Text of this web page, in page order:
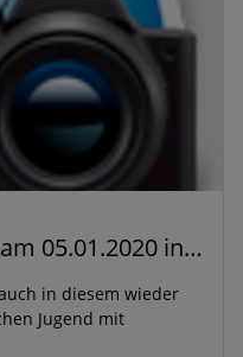
C-Jugend Cup weiblich am 05.01.2020 in Rotenfels
in diesem wieder
Jugend mit